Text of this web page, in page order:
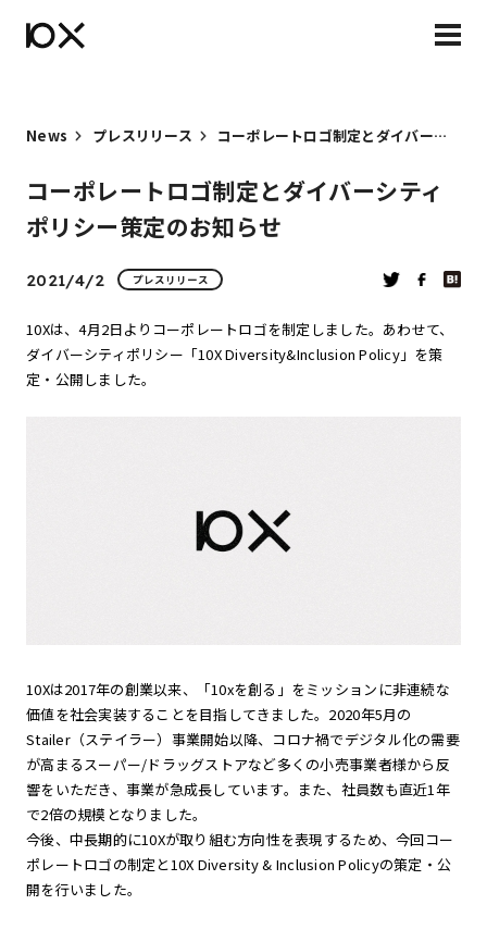
News プレスリリース コーポレートロゴ制定とダイバーシティポリシー策定のお知らせ
コーポレートロゴ制定とダイバーシティ
ポリシー策定のお知らせ
2021/4/2 プレスリリース
10Xは、4月2日よりコーポレートロゴを制定しました。あわせて、
ダイバーシティポリシー「10X Diversity&Inclusion Policy」を策
定・公開しました。
10Xは2017年の創業以来、「10xを創る」をミッションに非連続な
価値を社会実装することを目指してきました。2020年5月の
Stailer（ステイラー）事業開始以降、コロナ禍でデジタル化の需要
が高まるスーパー/ドラッグストアなど多くの小売事業者様から反
響をいただき、事業が急成長しています。また、社員数も直近1年
で2倍の規模となりました。
今後、中長期的に10Xが取り組む方向性を表現するため、今回コー
ポレートロゴの制定と10X Diversity & Inclusion Policyの策定・公
開を行いました。